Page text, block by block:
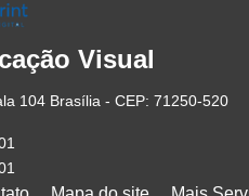
Visual
104 Brasília - CEP: 71250-520